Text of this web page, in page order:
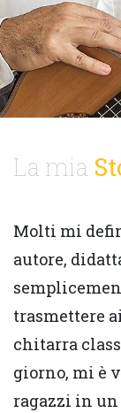
La mia
Molti mi
autore,
trasmettere
chitarra
giorno, mi è
ragazzi in